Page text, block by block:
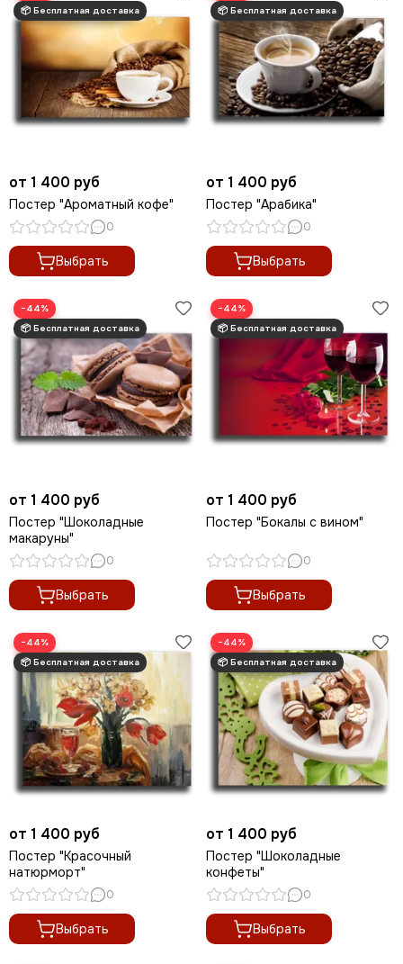
от 1 400 руб
Постер "Ароматный кофе"
0
Выбрать
от 1 400 руб
Постер "Арабика"
0
Выбрать
−44%
от 1 400 руб
Постер "Шоколадные
макаруны"
0
Выбрать
−44%
от 1 400 руб
Постер "Бокалы с вином"
0
Выбрать
−44%
от 1 400 руб
Постер "Красочный
натюрморт"
0
Выбрать
−44%
от 1 400 руб
Постер "Шоколадные
конфеты"
0
Выбрать